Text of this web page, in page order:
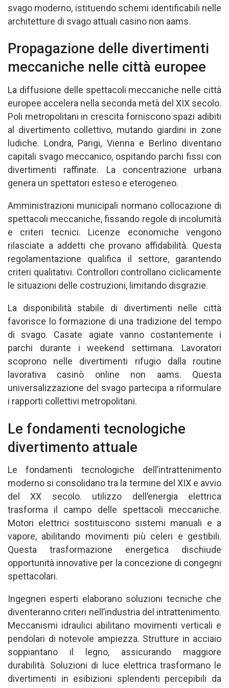
svago moderno, istituendo schemi identificabili nelle
architetture di svago attuali casino non aams.
Propagazione delle divertimenti
meccaniche nelle città europee
La diffusione delle spettacoli meccaniche nelle città
europee accelera nella seconda metà del XIX secolo.
Poli metropolitani in crescita forniscono spazi adibiti
al divertimento collettivo, mutando giardini in zone
ludiche. Londra, Parigi, Vienna e Berlino diventano
capitali svago meccanico, ospitando parchi fissi con
divertimenti raffinate. La concentrazione urbana
genera un spettatori esteso e eterogeneo.
Amministrazioni municipali normano collocazione di
spettacoli meccaniche, fissando regole di incolumità
e criteri tecnici. Licenze economiche vengono
rilasciate a addetti che provano affidabilità. Questa
regolamentazione qualifica il settore, garantendo
criteri qualitativi. Controllori controllano ciclicamente
le situazioni delle costruzioni, limitando disgrazie.
La disponibilità stabile di divertimenti nelle città
favorisce lo formazione di una tradizione del tempo
di svago. Casate agiate vanno costantemente i
parchi durante i weekend settimana. Lavoratori
scoprono nelle divertimenti rifugio dalla routine
lavorativa casinò online non aams. Questa
universalizzazione del svago partecipa a riformulare
i rapporti collettivi metropolitani.
Le fondamenti tecnologiche
divertimento attuale
Le fondamenti tecnologiche dell’intrattenimento
moderno si consolidano tra la termine del XIX e avvio
del XX secolo. utilizzo dell’energia elettrica
trasforma il campo delle spettacoli meccaniche.
Motori elettrici sostituiscono sistemi manuali e a
vapore, abilitando movimenti più celeri e gestibili.
Questa trasformazione energetica dischiude
opportunità innovative per la concezione di congegni
spettacolari.
Ingegneri esperti elaborano soluzioni tecniche che
diventeranno criteri nell’industria del intrattenimento.
Meccanismi idraulici abilitano movimenti verticali e
pendolari di notevole ampiezza. Strutture in acciaio
soppiantano il legno, assicurando maggiore
durabilità. Soluzioni di luce elettrica trasformano le
divertimenti in esibizioni splendenti percepibili da